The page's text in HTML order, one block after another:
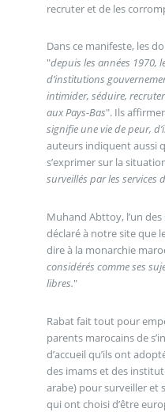
recruter et de les
Dans ce manifeste, les
"depuis les années 1970,
d’institutions
intimider, séduire,
aux Pays-Bas". Ils
signifie une vie de peur,
auteurs indiquent aussi
s’exprimer sur la
surveillés par les services
Muhand Abttoy, l’un
déclaré à notre site que
dire à la monarchie
considérés comme ses
libres."
Rabat fait tout pour
parents marocains de
d’accueil qu’ils ont
des imams et des
arabe) pour surveiller et
qui ont choisi d’être